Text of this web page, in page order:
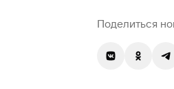
Поделиться